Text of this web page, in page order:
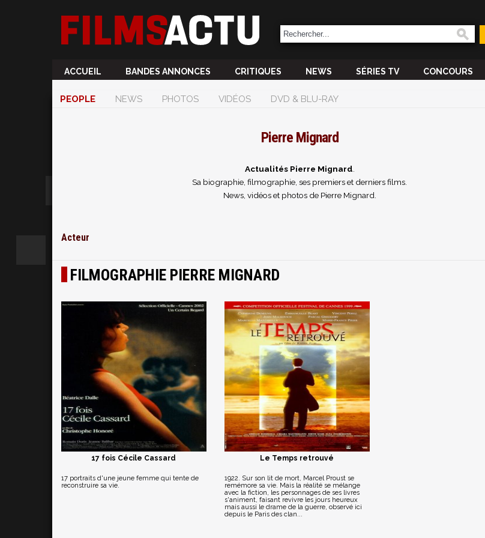
ACCUEIL BANDES ANNONCES CRITIQUES NEWS SÉRIES TV CONCOURS
PEOPLE NEWS PHOTOS VIDÉOS DVD & BLU-RAY
Pierre Mignard
Actualités Pierre Mignard
Sa biographie, filmographie, ses premiers et derniers films.
News, vidéos et photos de Pierre Mignard.
Acteur
FILMOGRAPHIE PIERRE MIGNARD
17 fois Cécile Cassard
17 portraits d'une jeune femme qui tente de
reconstruire sa vie.
Le Temps retrouvé
1922. Sur son lit de mort, Marcel Proust se
remémore sa vie. Mais la réalité se mélange
avec la fiction, les personnages de ses livres
s'animent, faisant revivre les jours heureux
mais aussi le drame de la guerre, observé ici
depuis le Paris des clan...